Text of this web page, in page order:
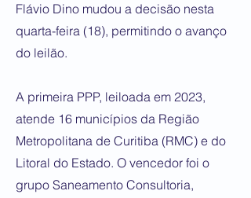
Flávio Dino mudou a decisão nesta
quarta-feira (18), permitindo o avanço
do leilão.
A primeira PPP, leiloada em 2023,
atende 16 municípios da Região
Metropolitana de Curitiba (RMC) e do
Litoral do Estado. O vencedor foi o
grupo Saneamento Consultoria,